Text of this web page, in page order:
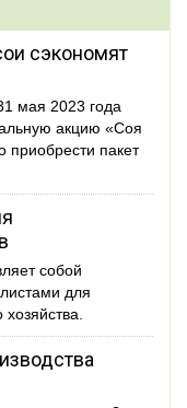
сэкономят
мая 2023 года
акцию «Соя
приобрести пакет
собой
для